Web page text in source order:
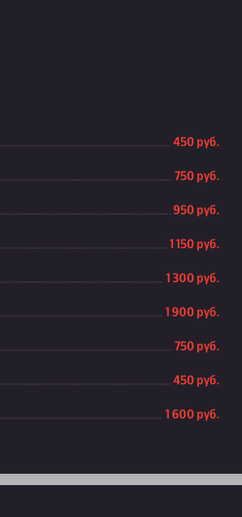
450 руб.
750 руб.
950 руб.
1 150 руб.
1 300 руб.
1 900 руб.
750 руб.
450 руб.
1 600 руб.